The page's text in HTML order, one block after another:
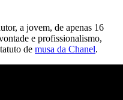
a jovem, de apenas 16
e profissionalismo,
de musa da Chanel.